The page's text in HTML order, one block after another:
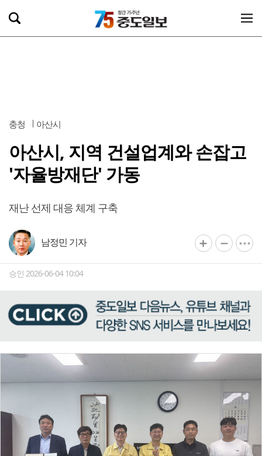
충청 아산시
아산시, 지역 건설업계와 손잡고
'자율방재단' 가동
재난 선제 대응 체계 구축
남정민 기자
승인 2026-06-04 10:04